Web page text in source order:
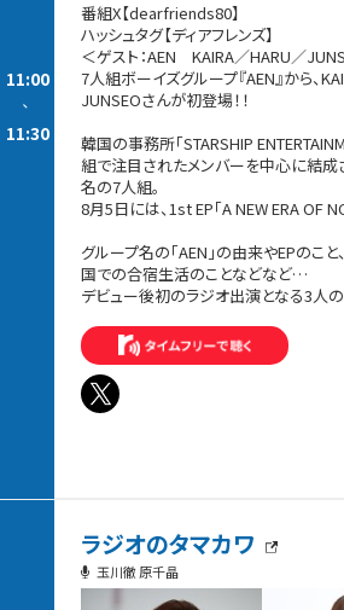
11:00
-
11:30
番組X【dearfriends80】
ハッシュタグ【ディアフレンズ】
＜ゲスト：AEN KAIRA／HARU／
7人組ボーイズグループ『AEN』から、
JUNSEOさんが初登場！！
韓国の事務所「STARSHIP
組で注目されたメンバーを中心に結成
名の7人組。
8月5日には、1st EP「A NEW ERA OF
グループ名の「AEN」の由来やEPのこ
国での合宿生活のことなどなど…
デビュー後初のラジオ出演となる3人の
ラジオのタマカワ
玉川徹 原千晶